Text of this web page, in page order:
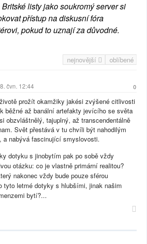
listy jako soukromý server si
přístup na diskusní fóra
pokud to uznají za důvodné.
nejnovější oblíbené
čvn. 12:44 0
prožít okamžiky jakési zvýšené citlivosti
běžné až banální artefakty jevícího se světa
obzvláštnělý, tajuplný, až transcendentálně
Svět přestává v tu chvíli být nahodilým
a nabývá fascinující smyslovosti.
dotyku s jinobytím pak po sobě vždy
otázku: co je vlastně primární realitou?
nakonec vždy bude pouze sférou
tyto letmé dotyky s hlubšími, jinak našim
bytí?...